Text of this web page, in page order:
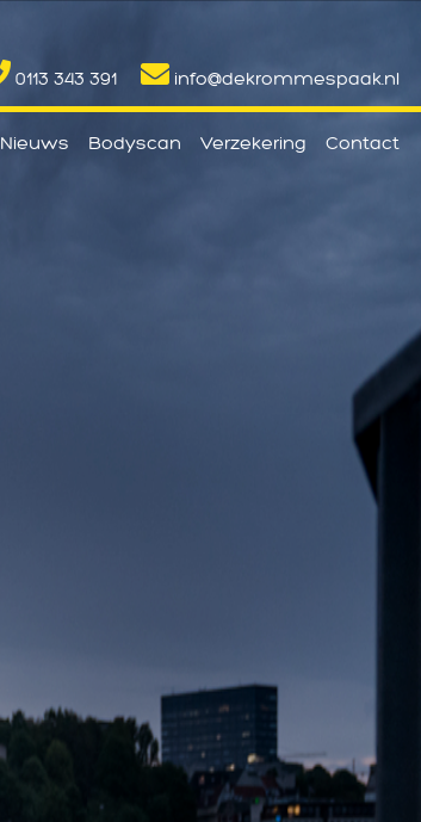
0113 343 391 info@dekrommespaak.nl
Nieuws Bodyscan Verzekering Contact